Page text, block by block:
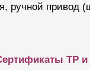
ручной привод
ТР и